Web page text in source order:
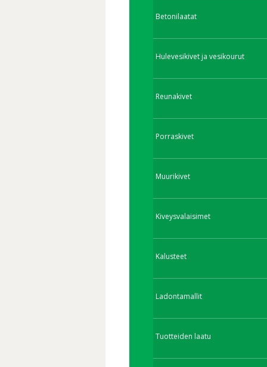
Betonilaatat
Hulevesikivet ja vesikourut
Reunakivet
Porraskivet
Muurikivet
Kiveysvalaisimet
Kalusteet
Ladontamallit
Tuotteiden laatu